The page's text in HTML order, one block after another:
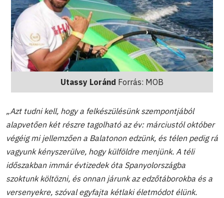
Utassy Loránd Forrás: MOB
„Azt tudni kell, hogy a felkészülésünk szempontjából
alapvetően két részre tagolható az év: márciustól október
végéig mi jellemzően a Balatonon edzünk, és télen pedig rá
vagyunk kényszerülve, hogy külföldre menjünk. A téli
időszakban immár évtizedek óta Spanyolországba
szoktunk költözni, és onnan járunk az edzőtáborokba és a
versenyekre, szóval egyfajta kétlaki életmódot élünk.